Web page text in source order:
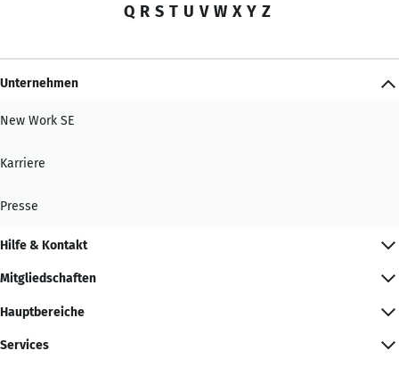
Q R S T U V W X Y Z
Unternehmen
New Work SE
Karriere
Presse
Hilfe & Kontakt
Mitgliedschaften
Hauptbereiche
Services